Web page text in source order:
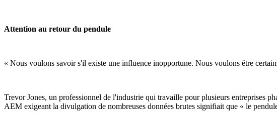
Attention au retour du pendule
« Nous voulons savoir s'il existe une influence inopportune. Nous voulons être
Trevor Jones, un professionnel de l'industrie qui travaille pour plusieurs entreprises
AEM exigeant la divulgation de nombreuses données brutes signifiait que « le